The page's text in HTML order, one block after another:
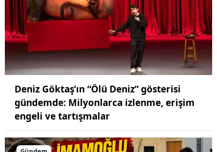
Deniz Göktaş’ın “Ölü Deniz” gösterisi
gündemde: Milyonlarca izlenme, erişim
engeli ve tartışmalar